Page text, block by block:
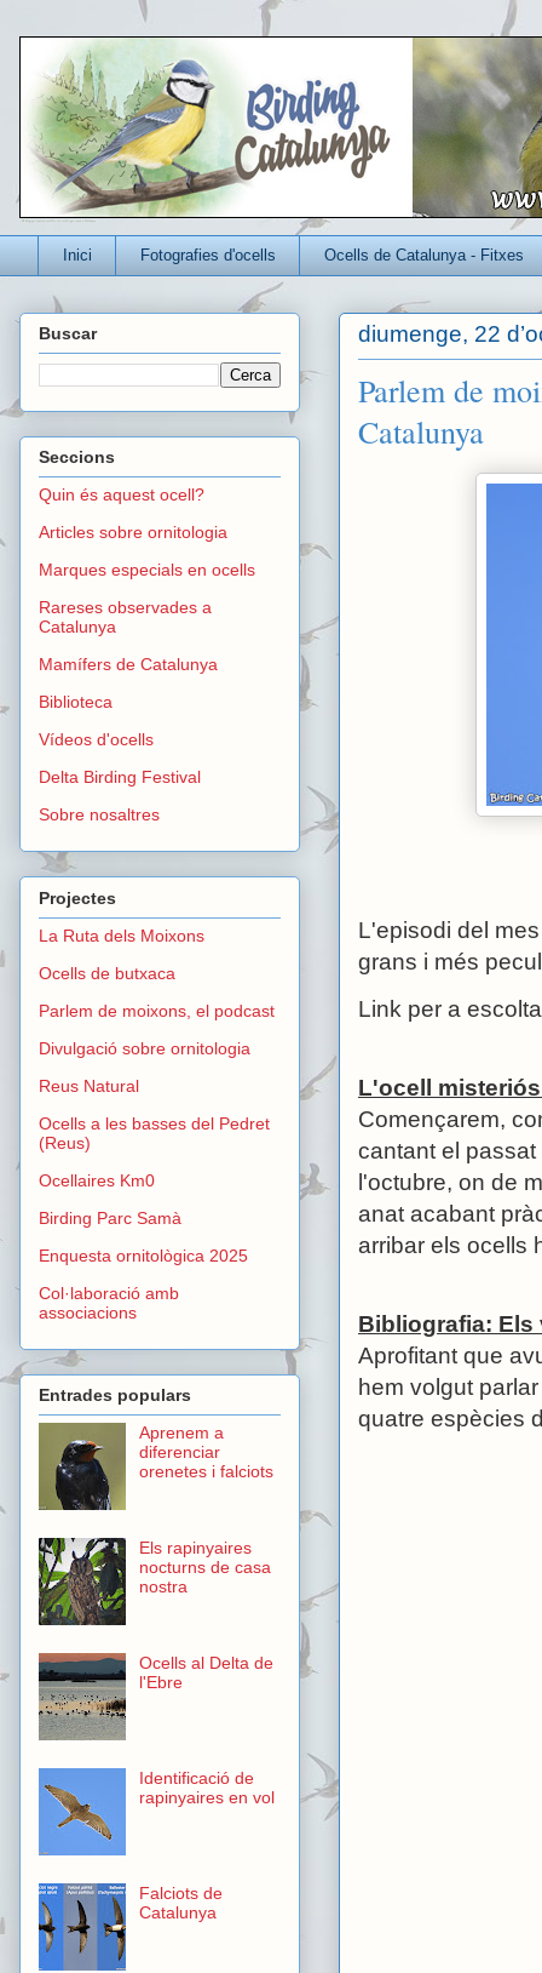
Un blog per conèixer millor els ocells que viuen a Catalunya
Inici Fotografies d'ocells Ocells de Catalunya - Fitxes
diumenge, 22
Parlem de
Catalunya
L'episodi del
grans i més
Link per a
L'ocell
Començarem,
cantant el
l'octubre, on de
anat acabant
arribar els ocells
Bibliografia: Els
Aprofitant que
hem volgut
quatre espècies
Buscar
Seccions
Quin és aquest ocell?
Articles sobre ornitologia
Marques especials en ocells
Rareses observades a
Catalunya
Mamífers de Catalunya
Biblioteca
Vídeos d'ocells
Delta Birding Festival
Sobre nosaltres
Projectes
La Ruta dels Moixons
Ocells de butxaca
Parlem de moixons, el podcast
Divulgació sobre ornitologia
Reus Natural
Ocells a les basses del Pedret
(Reus)
Ocellaires Km0
Birding Parc Samà
Enquesta ornitològica 2025
Col·laboració amb
associacions
Entrades populars
Aprenem a
diferenciar
orenetes i falciots
Els rapinyaires
nocturns de casa
nostra
Ocells al Delta de
l'Ebre
Identificació de
rapinyaires en vol
Falciots de
Catalunya